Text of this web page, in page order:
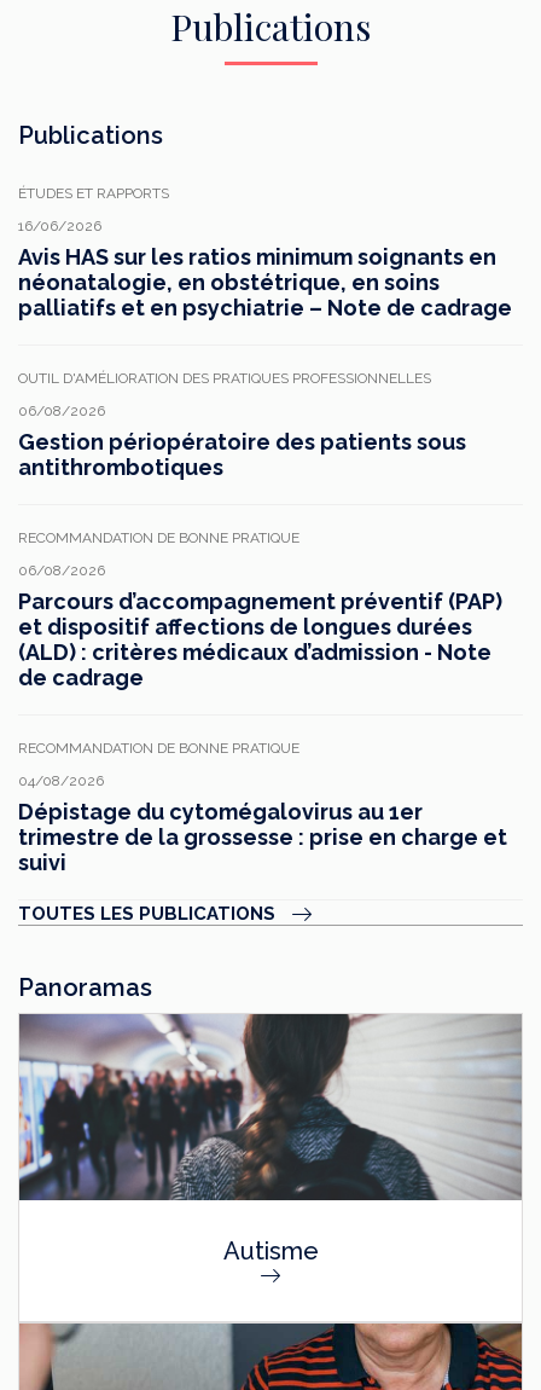
Publications
Publications
ÉTUDES ET RAPPORTS
16/06/2026
Avis HAS sur les ratios minimum soignants en
néonatalogie, en obstétrique, en soins
palliatifs et en psychiatrie – Note de cadrage
OUTIL D'AMÉLIORATION DES PRATIQUES PROFESSIONNELLES
06/08/2026
Gestion périopératoire des patients sous
antithrombotiques
RECOMMANDATION DE BONNE PRATIQUE
06/08/2026
Parcours d’accompagnement préventif (PAP)
et dispositif affections de longues durées
(ALD) : critères médicaux d’admission - Note
de cadrage
RECOMMANDATION DE BONNE PRATIQUE
04/08/2026
Dépistage du cytomégalovirus au 1er
trimestre de la grossesse : prise en charge et
suivi
TOUTES LES PUBLICATIONS
Panoramas
Autisme